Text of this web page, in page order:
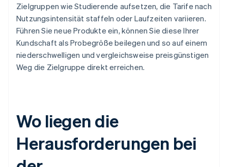
Zielgruppen wie Studierende aufsetzen, die Tarife nach
Nutzungsintensität staffeln oder Laufzeiten variieren.
Führen Sie neue Produkte ein, können Sie diese Ihrer
Kundschaft als Probegröße beilegen und so auf einem
niederschwelligen und vergleichsweise preisgünstigen
Weg die Zielgruppe direkt erreichen.
Wo liegen die
Herausforderungen bei